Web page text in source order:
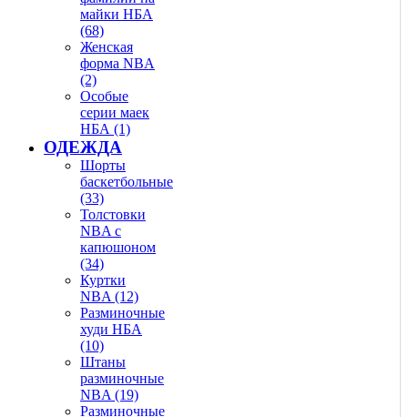
майки НБА
(68)
Женская
форма NBA
(2)
Особые
серии маек
НБА (1)
ОДЕЖДА
Шорты
баскетбольные
(33)
Толстовки
NBA с
капюшоном
(34)
Куртки
NBA (12)
Разминочные
худи НБА
(10)
Штаны
разминочные
NBA (19)
Разминочные